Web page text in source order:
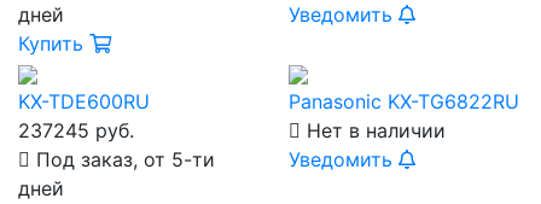
дней
Купить
Уведомить
KX-TDE600RU
237245 руб.
Под заказ, от 5-ти
дней
Panasonic KX-TG6822RU
Нет в наличии
Уведомить